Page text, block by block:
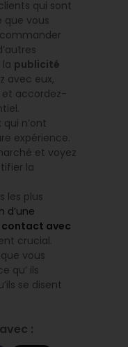
qui sont
que vous
publicité
avec eux,
et accordez-
n’ont
expérience.
et voyez
la
les plus
d’une
contact avec
crucial.
vous
qu’ ils
se disent
: